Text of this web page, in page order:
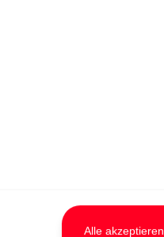
Alle akzeptieren